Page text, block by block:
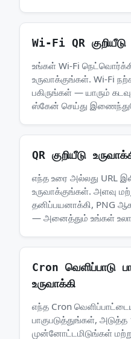
Wi-Fi QR குறியீடு
உங்கள் Wi-Fi
உருவாக்குங்கள். Wi-Fi
பகிருங்கள் — யாரும்
ஸ்கேன் செய்து
QR குறியீடு
எந்த உரை அல்லது URL
உருவாக்குங்கள். அளவு
தனிப்பயனாக்கி, PNG
— அனைத்தும் உங்கள்
Cron வெளிப்பாடு
உருவாக்கி
எந்த Cron
பாகுபடுத்துங்கள்,
முன்னோட்டமிடுங்கள்